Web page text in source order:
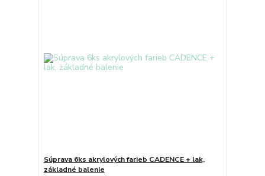
Súprava 6ks akrylových farieb CADENCE + lak,
základné balenie